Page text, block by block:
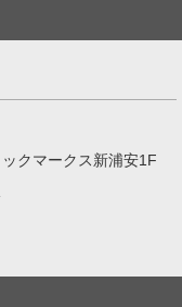
クマークス新浦安1F